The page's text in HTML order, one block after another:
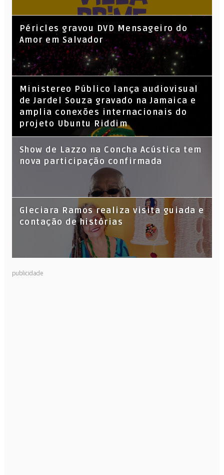
Péricles gravou DVD Mensageiro do
Amor em Salvador
​Ministereo Público lança audiovisual
de Jardel Souza gravado na Jamaica e
amplia conexões internacionais do
projeto Ubuntu Riddim
Show de Lazzo na Concha Acústica tem
nova participação confirmada
Gleciara Ramos realiza visita guiada e
contação de histórias
publicidade